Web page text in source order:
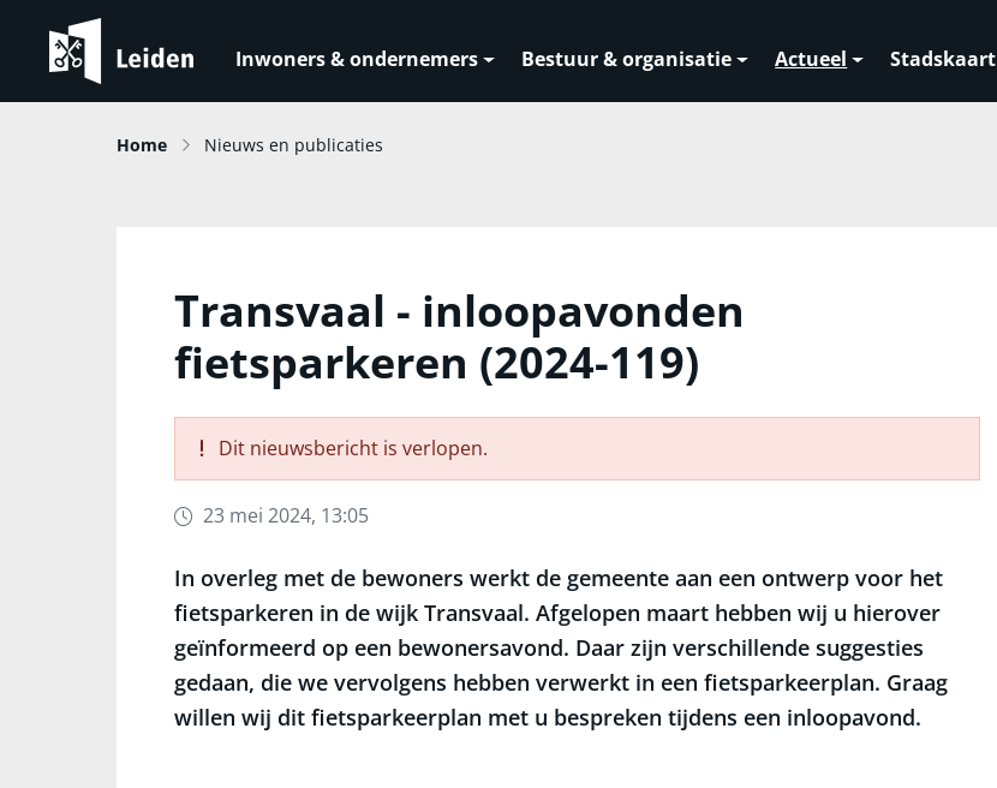
Inwoners & ondernemers Bestuur & organisatie Actueel Stadskaart
Home Nieuws en publicaties
Transvaal - inloopavonden
fietsparkeren (2024-119)
Dit nieuwsbericht is verlopen.
23 mei 2024, 13:05
In overleg met de bewoners werkt de gemeente aan een ontwerp voor het
fietsparkeren in de wijk Transvaal. Afgelopen maart hebben wij u hierover
geïnformeerd op een bewonersavond. Daar zijn verschillende suggesties
gedaan, die we vervolgens hebben verwerkt in een fietsparkeerplan. Graag
willen wij dit fietsparkeerplan met u bespreken tijdens een inloopavond.